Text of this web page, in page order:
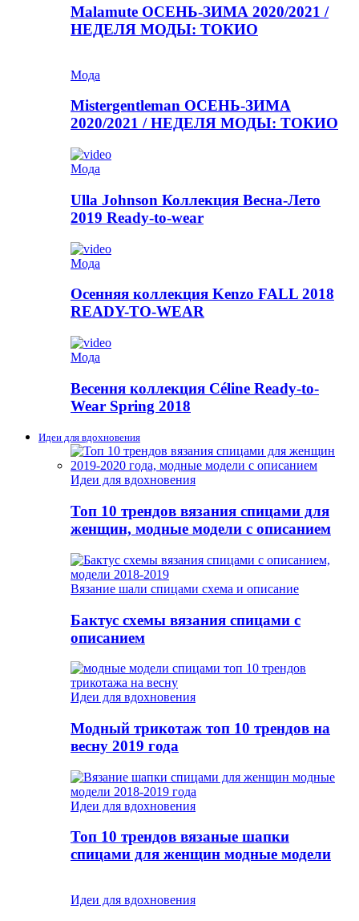
Malamute ОСЕНЬ-ЗИМА 2020/2021 /
НЕДЕЛЯ МОДЫ: ТОКИО
Мода
Mistergentleman ОСЕНЬ-ЗИМА
2020/2021 / НЕДЕЛЯ МОДЫ: ТОКИО
Мода
Ulla Johnson Коллекция Весна-Лето
2019 Ready-to-wear
Мода
Осенняя коллекция Kenzo FALL 2018
READY-TO-WEAR
Мода
Весення коллекция Céline Ready-to-
Wear Spring 2018
Идеи для вдохновения
Идеи для вдохновения
Топ 10 трендов вязания спицами для
женщин, модные модели с описанием
Вязание шали спицами схема и описание
Бактус схемы вязания спицами с
описанием
Идеи для вдохновения
Модный трикотаж топ 10 трендов на
весну 2019 года
Идеи для вдохновения
Топ 10 трендов вязаные шапки
спицами для женщин модные модели
Идеи для вдохновения